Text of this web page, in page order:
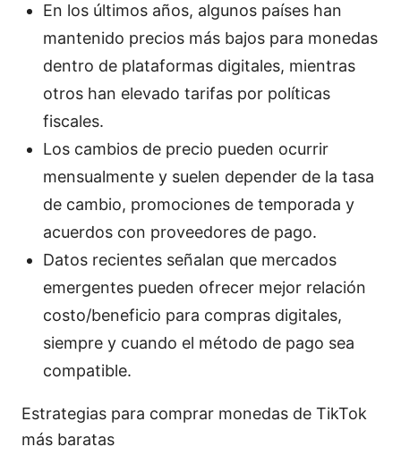
En los últimos años, algunos países han
mantenido precios más bajos para monedas
dentro de plataformas digitales, mientras
otros han elevado tarifas por políticas
fiscales.
Los cambios de precio pueden ocurrir
mensualmente y suelen depender de la tasa
de cambio, promociones de temporada y
acuerdos con proveedores de pago.
Datos recientes señalan que mercados
emergentes pueden ofrecer mejor relación
costo/beneficio para compras digitales,
siempre y cuando el método de pago sea
compatible.
Estrategias para comprar monedas de TikTok
más baratas